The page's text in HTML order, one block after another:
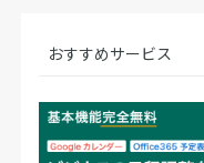
おすすめサービス